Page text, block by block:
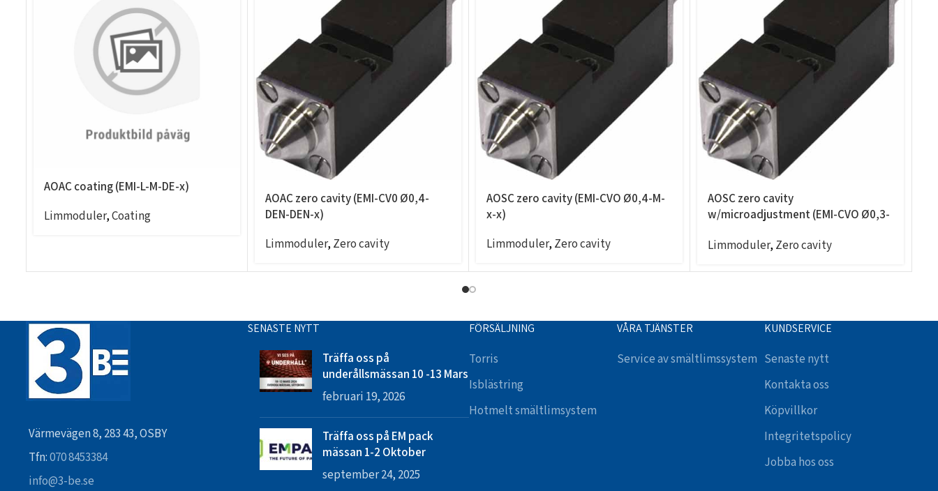
AOAC coating (EMI-L-M-DE-x)
Limmoduler,Coating
AOAC zero cavity (EMI-CV0 Ø0,4-
DEN-DEN-x)
Limmoduler, Zero cavity
AOSC zero cavity (EMI-CVO Ø0,4-M-
x-x)
Limmoduler, Zero cavity
AOSC zero cavity
w/microadjustment (EMI-CVO Ø0,3-
Limmoduler, Zero cavity
Värmevägen 8, 283 43, OSBY
Tfn:070 8453384
info@3-be.se
SENASTE NYTT
Träffa oss på
underållsmässan 10 -13 Mars
februari 19, 2026
Träffa oss på EM pack
mässan 1-2 Oktober
september 24, 2025
FÖRSÄLJNING
Torris
Isblästring
Hotmelt smältlimsystem
VÅRA TJÄNSTER
Service av smältlimssystem
KUNDSERVICE
Senaste nytt
Kontakta oss
Köpvillkor
Integritetspolicy
Jobba hos oss